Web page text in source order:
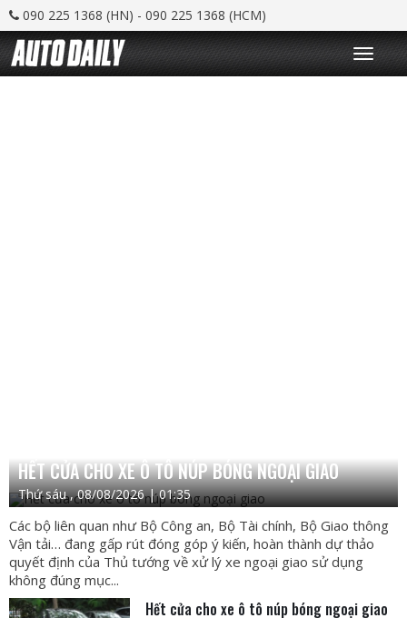
090 225 1368 (HN) - 090 225 1368 (HCM)
T
o
g
HẾT CỬA CHO XE Ô TÔ NÚP BÓNG NGOẠI GIAO
Thứ sáu , 08/08/2026 | 01:35
Các bộ liên quan như Bộ Công an, Bộ Tài chính, Bộ Giao thông
Vận tải… đang gấp rút đóng góp ý kiến, hoàn thành dự thảo
quyết định của Thủ tướng về xử lý xe ngoại giao sử dụng
không đúng mục...
Hết cửa cho xe ô tô núp bóng ngoại giao